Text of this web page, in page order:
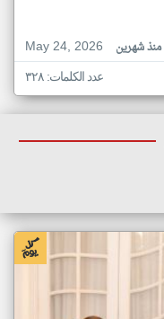
May 24, 2026
منذ شهرين
عدد الكلمات: ٣٢٨